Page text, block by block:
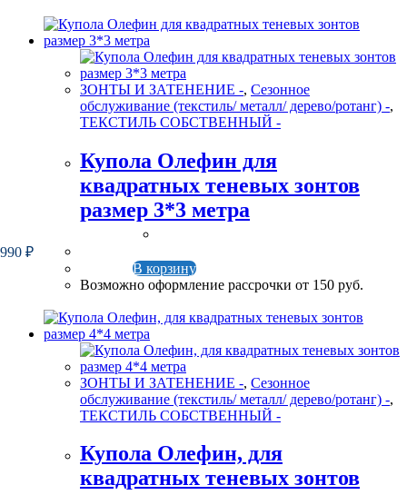
ЗОНТЫ И ЗАТЕНЕНИЕ -, Сезонное
обслуживание (текстиль/ металл/ дерево/ротанг) -,
ТЕКСТИЛЬ СОБСТВЕННЫЙ -
Купола Олефин для
квадратных теневых зонтов
размер 3*3 метра
₽
Возможно оформление рассрочки от 150 руб.
В корзину
ЗОНТЫ И ЗАТЕНЕНИЕ -, Сезонное
обслуживание (текстиль/ металл/ дерево/ротанг) -,
ТЕКСТИЛЬ СОБСТВЕННЫЙ -
Купола Олефин, для
квадратных теневых зонтов